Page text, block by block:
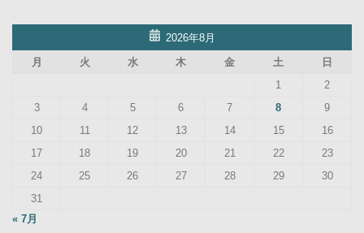
2026年8月
月
火 水 木 金 土
日
1
2
3
4 5 6 7 8
9
10
11 12 13 14 15
16
17
18 19 20 21 22
23
24
25 26 27 28 29
30
31
« 7月